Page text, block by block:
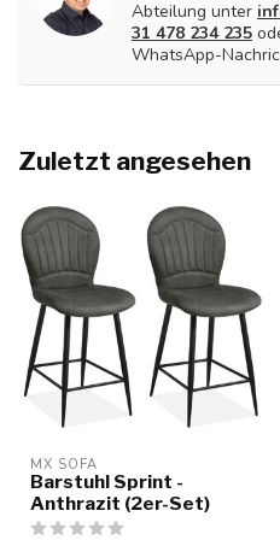
Abteilung unter
31 478 234 235
WhatsApp-
Zuletzt angesehen
MX SOFA
Barstuhl Sprint -
Anthrazit (2er-Set)